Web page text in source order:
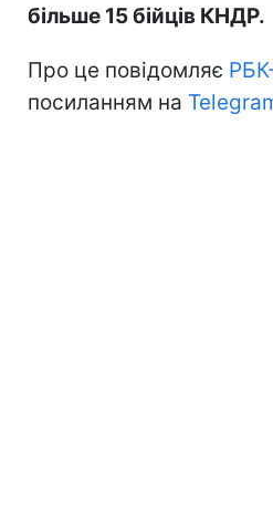
більше 15 бійців КНДР.
Про це повідомляє
посиланням на